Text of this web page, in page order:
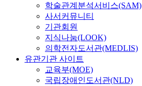
학술관계분석서비스(SAM)
사서커뮤니티
기관회원
지식나눔(LOOK)
의학전자도서관(MEDLIS)
유관기관 사이트
교육부(MOE)
국립장애인도서관(NLD)